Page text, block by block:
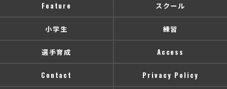
Feature スクール
小学生 練習
選手育成 Access
Contact Privacy Policy